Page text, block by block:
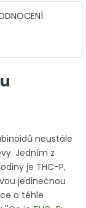
neustále
Jedním z
je THC-P,
jedinečnou
o téhle